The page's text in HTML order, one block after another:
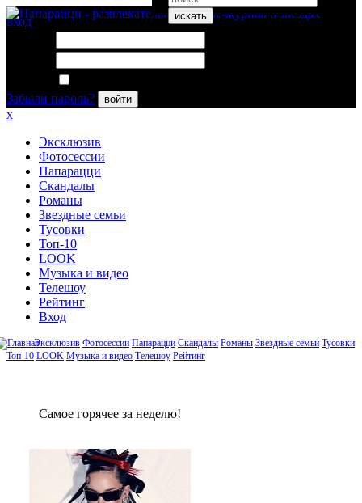
искать
вход
Забыли пароль?
войти
x
Эксклюзив
Фотосессии
Папарацци
Скандалы
Романы
Звездные семьи
Тусовки
Топ-10
LOOK
Музыка и видео
Телешоу
Рейтинг
Вход
Эксклюзив Фотосессии Папарацци Скандалы Романы Звездные семьи Тусовки
Топ-10 LOOK Музыка и видео Телешоу Рейтинг
Сaмое гoрячее за неделю!